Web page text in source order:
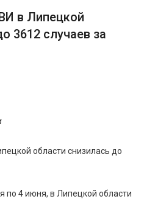
в Липецкой
3612 случаев за
4 июня, в Липецкой области